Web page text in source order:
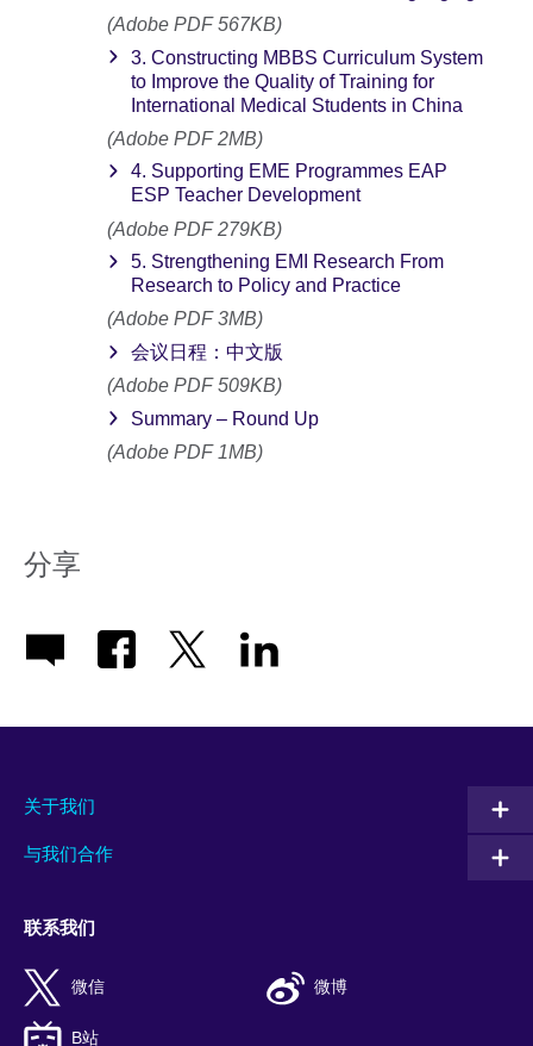
(Adobe PDF 567KB)
3. Constructing MBBS Curriculum System
to Improve the Quality of Training for
International Medical Students in China
(Adobe PDF 2MB)
4. Supporting EME Programmes EAP
ESP Teacher Development
(Adobe PDF 279KB)
5. Strengthening EMI Research From
Research to Policy and Practice
(Adobe PDF 3MB)
会议日程：中文版
(Adobe PDF 509KB)
Summary – Round Up
(Adobe PDF 1MB)
分享
关于我们
与我们合作
联系我们
微信 微博
B站